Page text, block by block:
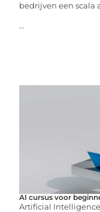
bedrijven een scala
...
AI cursus voor
Artificial